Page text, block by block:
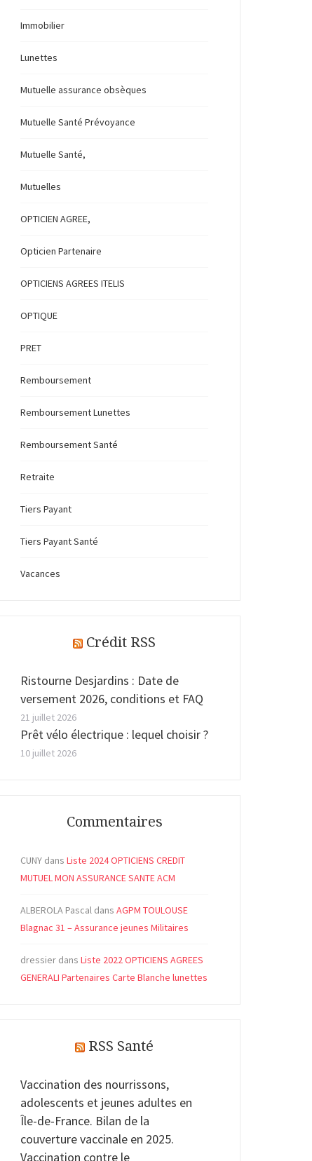
Immobilier
Lunettes
Mutuelle assurance obsèques
Mutuelle Santé Prévoyance
Mutuelle Santé,
Mutuelles
OPTICIEN AGREE,
Opticien Partenaire
OPTICIENS AGREES ITELIS
OPTIQUE
PRET
Remboursement
Remboursement Lunettes
Remboursement Santé
Retraite
Tiers Payant
Tiers Payant Santé
Vacances
Crédit RSS
Ristourne Desjardins : Date de
versement 2026, conditions et FAQ
21 juillet 2026
Prêt vélo électrique : lequel choisir ?
10 juillet 2026
Commentaires
CUNY dans Liste 2024 OPTICIENS CREDIT
MUTUEL MON ASSURANCE SANTE ACM
ALBEROLA Pascal dans AGPM TOULOUSE
Blagnac 31 – Assurance jeunes Militaires
dressier dans Liste 2022 OPTICIENS AGREES
GENERALI Partenaires Carte Blanche lunettes
RSS Santé
Vaccination des nourrissons,
adolescents et jeunes adultes en
Île-de-France. Bilan de la
couverture vaccinale en 2025.
Vaccination contre le